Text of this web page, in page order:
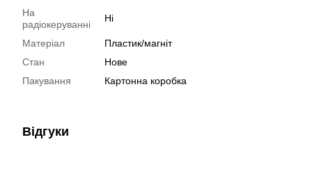
На
радіокеруванні
Ні
Матеріал
Пластик/магніт
Стан
Нове
Пакування
Картонна коробка
Відгуки